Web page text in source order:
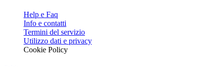
Help e Faq
Info e contatti
Termini del servizio
Utilizzo dati e privacy
Cookie Policy